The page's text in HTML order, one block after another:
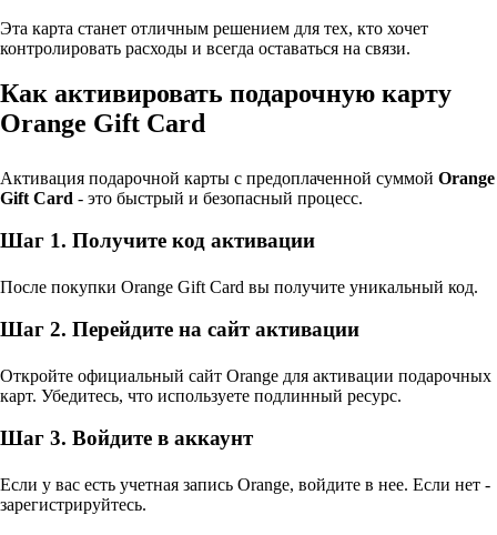
Эта карта станет отличным решением для тех, кто хочет
контролировать расходы и всегда оставаться на связи.
Как активировать подарочную карту
Orange Gift Card
Активация подарочной карты с предоплаченной суммой Orange
Gift Card - это быстрый и безопасный процесс.
Шаг 1. Получите код активации
После покупки Orange Gift Card вы получите уникальный код.
Шаг 2. Перейдите на сайт активации
Откройте официальный сайт Orange для активации подарочных
карт. Убедитесь, что используете подлинный ресурс.
Шаг 3. Войдите в аккаунт
Если у вас есть учетная запись Orange, войдите в нее. Если нет -
зарегистрируйтесь.